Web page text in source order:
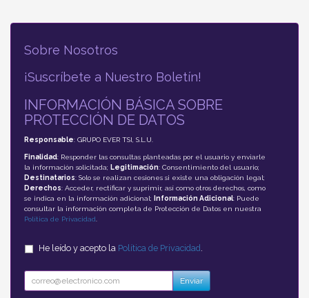
Sobre Nosotros
¡Suscríbete a Nuestro Boletín!
INFORMACIÓN BÁSICA SOBRE
PROTECCIÓN DE DATOS
Responsable: GRUPO EVER TSI, S.L.U.
Finalidad: Responder las consultas planteadas por el usuario y enviarle
la información solicitada; Legitimación: Consentimiento del usuario;
Destinatarios: Solo se realizan cesiones si existe una obligación legal;
Derechos: Acceder, rectificar y suprimir, así como otros derechos, como
se indica en la información adicional;
Información Adicional: Puede
consultar la información completa de Protección de Datos en nuestra
Política de Privacidad
He leído y acepto la Política de Privacidad
Enviar